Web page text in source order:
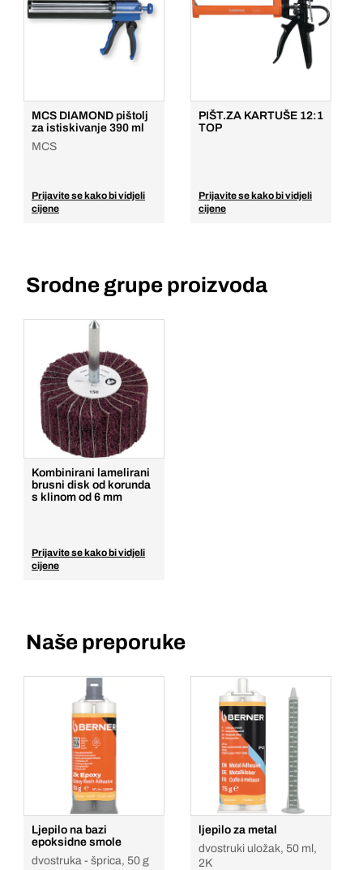
MCS DIAMOND pištolj
za istiskivanje 390 ml
MCS
Prijavite se kako bi vidjeli
cijene
PIŠT.ZA KARTUŠE 12:1
TOP
Prijavite se kako bi vidjeli
cijene
Srodne grupe proizvoda
Kombinirani lamelirani
brusni disk od korunda
s klinom od 6 mm
Prijavite se kako bi vidjeli
cijene
Naše preporuke
Ljepilo na bazi
epoksidne smole
dvostruka - šprica, 50 g
ljepilo za metal
dvostruki uložak, 50 ml,
2K